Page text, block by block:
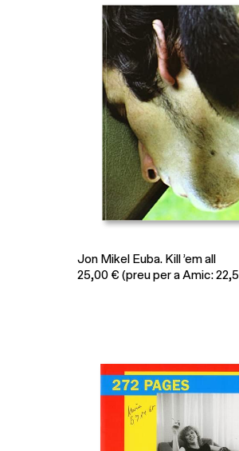
Jon Mikel Euba. Kill ’em all
25,00 € (preu per a Amic: